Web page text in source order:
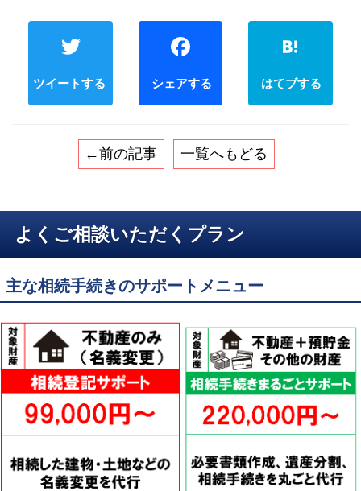
Twitter
←前の記事 一覧へもどる
よくご相談いただくプラン
主な相続手続きのサポートメニュー